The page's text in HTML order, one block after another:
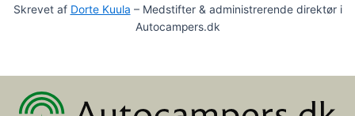
Skrevet af Dorte Kuula – Medstifter & administrerende direktør i
Autocampers.dk